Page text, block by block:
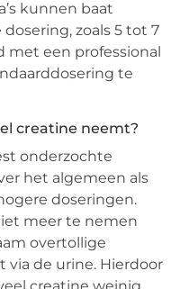
kunnen baat
zoals 5 tot 7
met een professional
te
creatine neemt?
onderzochte
het algemeen als
doseringen.
meer te nemen
overtollige
de urine. Hierdoor